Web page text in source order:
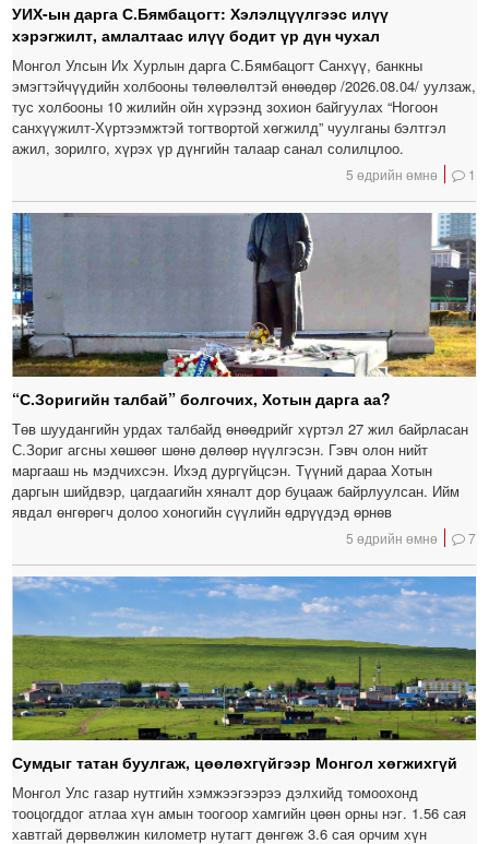
УИХ-ын дарга С.Бямбацогт: Хэлэлцүүлгээс илүү
хэрэгжилт, амлалтаас илүү бодит үр дүн чухал
Монгол Улсын Их Хурлын дарга С.Бямбацогт Санхүү, банкны
эмэгтэйчүүдийн холбооны төлөөлөлтэй өнөөдөр /2026.08.04/ уулзаж,
тус холбооны 10 жилийн ойн хүрээнд зохион байгуулах “Ногоон
санхүүжилт-Хүртээмжтэй тогтвортой хөгжилд” чуулганы бэлтгэл
ажил, зорилго, хүрэх үр дүнгийн талаар санал солилцлоо.
5 өдрийн өмнө 1
“С.Зоригийн талбай” болгочих, Хотын дарга аа?
Төв шуудангийн урдах талбайд өнөөдрийг хүртэл 27 жил байрласан
С.Зориг агсны хөшөөг шөнө дөлөөр нүүлгэсэн. Гэвч олон нийт
маргааш нь мэдчихсэн. Ихэд дургүйцсэн. Түүний дараа Хотын
даргын шийдвэр, цагдаагийн хяналт дор буцааж байрлуулсан. Ийм
явдал өнгөрөгч долоо хоногийн сүүлийн өдрүүдэд өрнөв
5 өдрийн өмнө 7
Сумдыг татан буулгаж, цөөлөхгүйгээр Монгол хөгжихгүй
Монгол Улс газар нутгийн хэмжээгээрээ дэлхийд томоохонд
тооцогддог атлаа хүн амын тоогоор хамгийн цөөн орны нэг. 1.56 сая
хавтгай дөрвөлжин километр нутагт дөнгөж 3.6 сая орчим хүн